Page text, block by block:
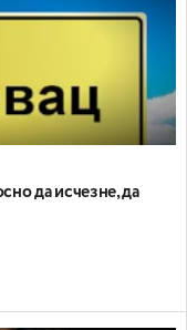
да исчезне, да